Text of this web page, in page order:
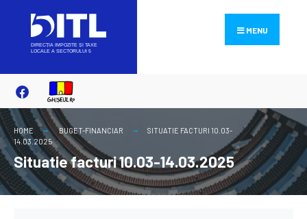
content
MENU
HOME BUGET-FINANCIAR
SITUATIE FACTURI 10.03-
14.03.2025
Situatie facturi 10.03-14.03.2025
for: